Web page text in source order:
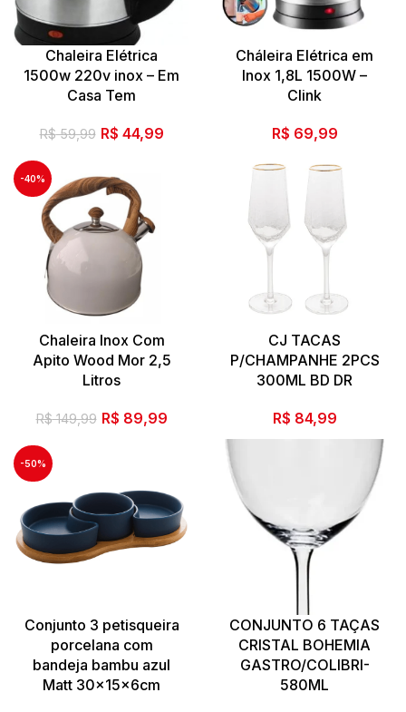
Chaleira Elétrica
1500w 220v inox – Em
Casa Tem
R$59,99 O
original
era:
R$ 59,99.
R$ 44,99O
Cháleira Elétrica em
Inox 1,8L 1500W –
Clink
R$ 69,99
-40%
Chaleira Inox Com
Apito Wood Mor 2,5
Litros
R$149,99 O
R$ 149,99.
R$ 89,99O
R$ 89,99.
CJ TACAS
P/CHAMPANHE 2PCS
300ML BD DR
R$ 84,99
-50%
Conjunto 3 petisqueira
porcelana com
bandeja bambu azul
Matt 30x15x6cm
CONJUNTO 6 TAÇAS
CRISTAL BOHEMIA
GASTRO/COLIBRI-
580ML